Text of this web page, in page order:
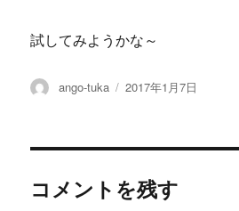
試してみようかな～
投
ango-tuka
投
2017年1月7日
コメントを残す